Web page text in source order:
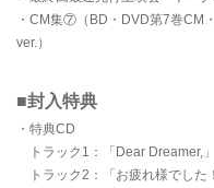
・CM集⑦（BD・DVD第7巻CM
ver.）
■封入特典
・特典CD
トラック1：「Dear Dreamer,
トラック2：「お疲れ様でした